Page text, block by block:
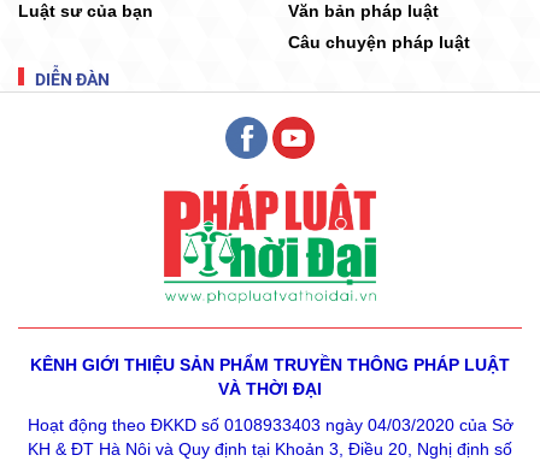
Luật sư của bạn
Văn bản pháp luật
Câu chuyện pháp luật
DIỄN ĐÀN
KÊNH GIỚI THIỆU SẢN PHẨM TRUYỀN THÔNG PHÁP LUẬT
VÀ THỜI ĐẠI
Hoạt động theo ĐKKD số 0108933403 ngày 04/03/2020 của Sở
KH & ĐT Hà Nôi và Quy định tại Khoản 3, Điều 20, Nghị định số